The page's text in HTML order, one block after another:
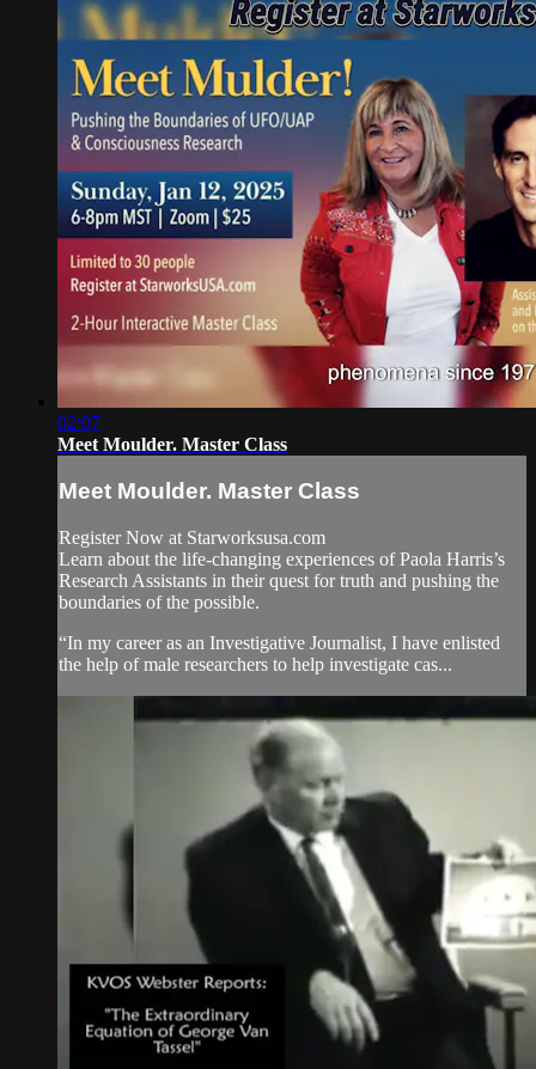
02:07
Meet Moulder. Master Class
Meet Moulder. Master Class
Register Now at Starworksusa.com
Learn about the life-changing experiences of Paola Harris’s
Research Assistants in their quest for truth and pushing the
boundaries of the possible.
“In my career as an Investigative Journalist, I have enlisted
the help of male researchers to help investigate cas...